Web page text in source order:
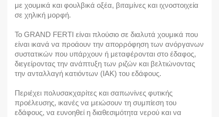
με χουμικά και φουλβικά οξέα, βιταμίνες και ιχνοστοιχεία
σε χηλική μορφή.
Το GRAND FERTI είναι πλούσιο σε διαλυτά χουμικά που
είναι ικανά να προάουν την απορρόφηση των ανόργανων
συστατικών που υπάρχουν ή μεταφέρονται στο έδαφος,
διεγείροντας την ανάπτυξη των ριζών και βελτιώνοντας
την ανταλλαγή κατιόντων (ΙΑΚ) του εδάφους.
Περιέχει πολυσακχαρίτες και σαπωνίνες φυτικής
προέλευσης, ικανές να μειώσουν τη συμπίεση του
εδάφους, να ευνοηθεί η διαθεσιμότητα νερού και να